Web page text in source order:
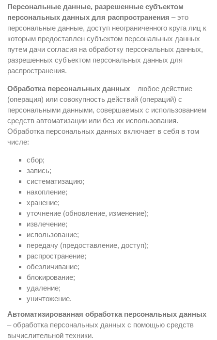
Персональные данные, разрешенные субъектом
персональных данных для распространения – это
персональные данные, доступ неограниченного круга лиц к
которым предоставлен субъектом персональных данных
путем дачи согласия на обработку персональных данных,
разрешенных субъектом персональных данных для
распространения.
Обработка персональных данных – любое действие
(операция) или совокупность действий (операций) с
персональными данными, совершаемых с использованием
средств автоматизации или без их использования.
Обработка персональных данных включает в себя в том
числе:
сбор;
запись;
систематизацию;
накопление;
хранение;
уточнение (обновление, изменение);
извлечение;
использование;
передачу (предоставление, доступ);
распространение;
обезличивание;
блокирование;
удаление;
уничтожение.
Автоматизированная обработка персональных данных
– обработка персональных данных с помощью средств
вычислительной техники.